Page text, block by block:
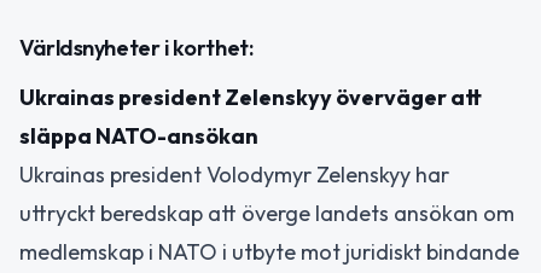
Världsnyheter i korthet:
Ukrainas president Zelenskyy överväger att
släppa NATO-ansökan
Ukrainas president Volodymyr Zelenskyy har
uttryckt beredskap att överge landets ansökan om
medlemskap i NATO i utbyte mot juridiskt bindande